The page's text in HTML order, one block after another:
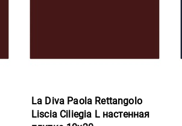
La Diva Paola Rettangolo
Liscia Ciliegia L настенная